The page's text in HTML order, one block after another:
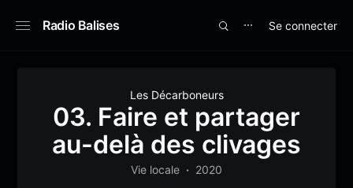
Radio Balises ⋯ Se connecter
Les Décarboneurs
03. Faire et partager
au-delà des clivages
Vie locale 2020